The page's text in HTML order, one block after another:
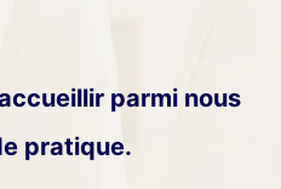
parmi nous
pratique.